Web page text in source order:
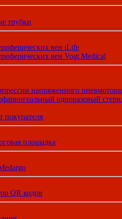
трубки
вен iLife
вен Vogt Medical
напряженного
одноразовый
покупателя
площадка
QR кодов